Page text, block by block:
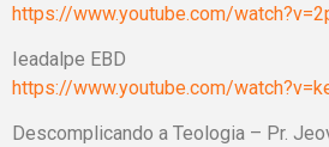
https://www.youtube.com/
Ieadalpe EBD
https://www.youtube.com/
Descomplicando a Teologia – Pr.